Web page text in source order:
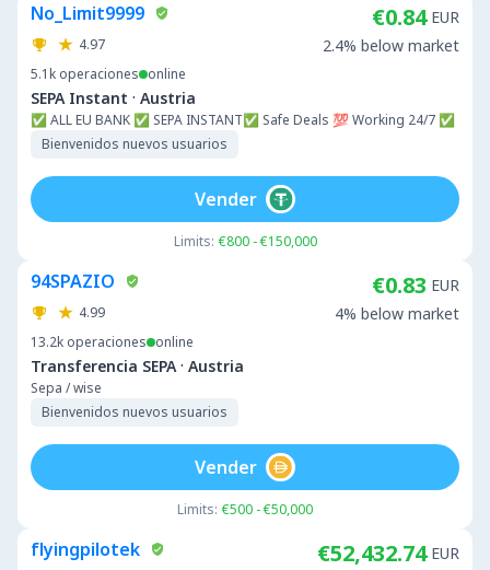
No_Limit9999
4.97
5.1k operaciones online
SEPA Instant · Austria
✅ ALL EU BANK ✅ SEPA INSTANT✅ Safe Deals 💯 Working 24/7 ✅
Bienvenidos nuevos usuarios
€0.84 EUR
2.4% below market
Limits: €800 - €150,000
Vender
94SPAZIO
4.99
13.2k operaciones online
Transferencia SEPA · Austria
Sepa / wise
Bienvenidos nuevos usuarios
€0.83 EUR
4% below market
Limits: €500 - €50,000
Vender
flyingpilotek €52,432.74 EUR